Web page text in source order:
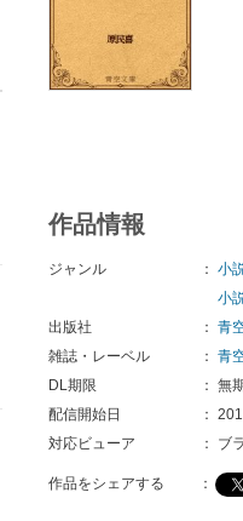
作品情報
ジャンル ： 小
小
出版社
： 青
雑誌・レーベル
： 青
DL期限
： 無
配信開始日
：
対応ビューア
： ブ
作品をシェアする ：